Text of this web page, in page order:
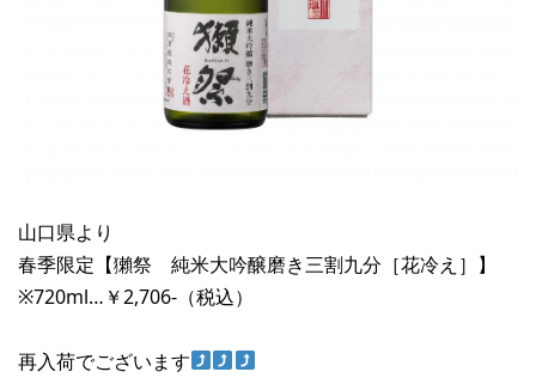
山口県より
春季限定【獺祭 純米大吟醸磨き三割九分［花冷え］】
※720ml…￥2,706-（税込）
再入荷でございます